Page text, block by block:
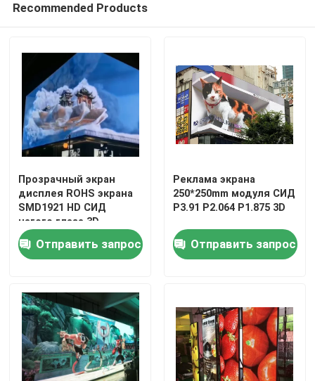
Recommended Products
Прозрачный экран
дисплея ROHS экрана
SMD1921 HD СИД
нагого глаза 3D
Отправить запрос
Реклама экрана
250*250mm модуля СИД
P3.91 P2.064 P1.875 3D
Отправить запрос